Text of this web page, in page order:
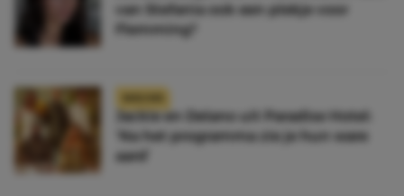
van Stefania ook een plekje voor
Flemming?
Jackie en Delano uit Paradise Hotel:
‘Na het programma zie je hun ware
aard’